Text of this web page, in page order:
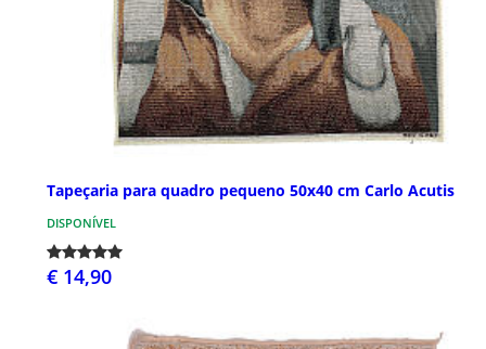
Tapeçaria para quadro pequeno 50x40 cm Carlo Acutis
DISPONÍVEL
€ 14,90